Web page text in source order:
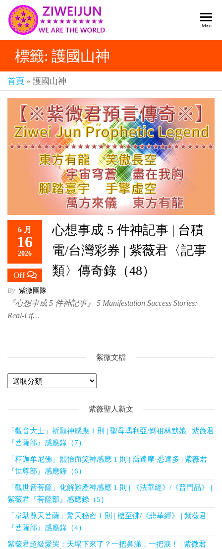
紫薇
《推
背
圖》
預
言-
紫薇
君寰
宇傳
奇官
網
樂
人
人
都
是
彌
賽
亞-
個
個
都
救
世
主
Menu
標籤: 護國山神
首頁 » 護國山神
6 月
16
2026
Off
心想事成 5 件神記事 | 台積
電/台灣彩券 | 紫薇君〈記事
類〉傳奇錄（48）
By 紫微團隊
『心想事成 5 件神記事』 5 Manifestation Success Stories:
Real-Lif…
紫微文檔
紫薇聖人新文
「觀音大士」祈願神感應 1 則 | 聖母瑪利亞/媽祖林默娘 | 紫薇君
『菩薩部』感應錄（7）
「釋迦牟尼佛」熙怡而笑神感應 1 則 | 喬達摩·悉達多 | 紫薇君
『世尊部』感應錄（6）
「觀世音菩薩」化解難產神感應 1 則 | 《法華經》/《普門品》 |
紫薇君『菩薩部』感應錄（5）
「韋馱尊天菩薩」驚天秘密 1 則 | 樓至佛/《悲華經》 | 紫薇君
『菩薩部』感應錄（4）
紫薇君超級愛哭：天塌下來了？一把鼻涕，一把淚！ | 紫微君